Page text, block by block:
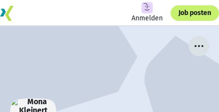
Anmelden
Job posten